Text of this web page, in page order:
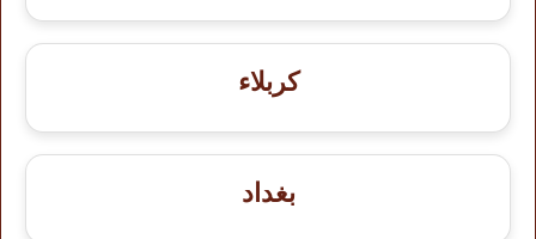
كربلاء
بغداد